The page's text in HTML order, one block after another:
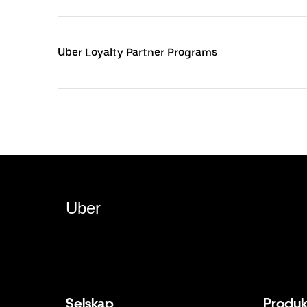
Uber Loyalty Partner Programs
Uber
Selskap